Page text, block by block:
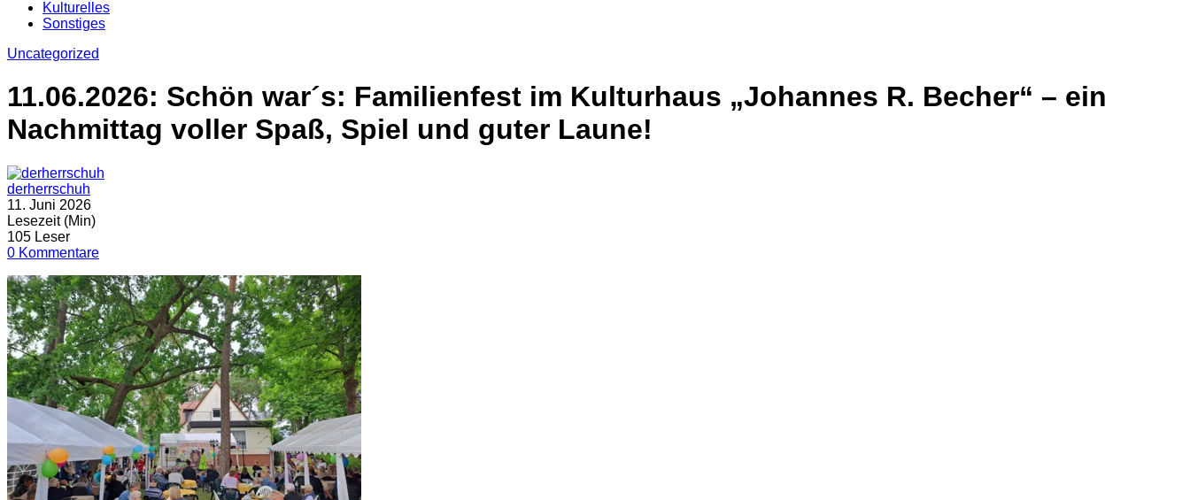
Kulturelles
Sonstiges
Uncategorized
11.06.2026: Schön war´s: Familienfest im Kulturhaus „Johannes R. Becher“ – ein
Nachmittag voller Spaß, Spiel und guter Laune!
derherrschuh
11. Juni 2026
Lesezeit (Min)
105 Leser
0 Kommentare